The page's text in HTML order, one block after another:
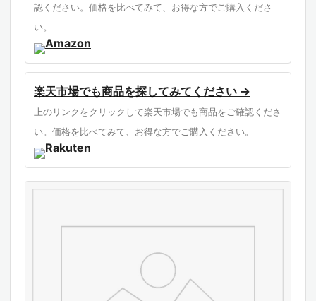
認ください。価格を比べてみて、お得な方でご購入くださ
い。
楽天市場でも商品を探してみてください →
上のリンクをクリックして楽天市場でも商品をご確認くださ
い。価格を比べてみて、お得な方でご購入ください。